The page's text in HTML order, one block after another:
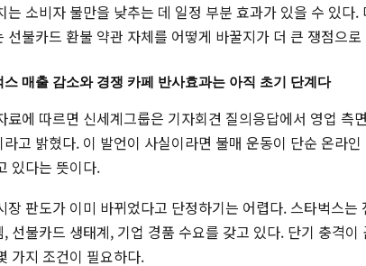
는 소비자 불만을 낮추는 데 일정 부분 효과가 있을 수 있다
선불카드 환불 약관 자체를 어떻게 바꿀지가 더 큰 쟁점으로
스 매출 감소와 경쟁 카페 반사효과는 아직 초기 단계다
료에 따르면 신세계그룹은 기자회견 질의응답에서 영업 측
라고 밝혔다. 이 발언이 사실이라면 불매 운동이 단순 온라
있다는 뜻이다.
장 판도가 이미 바뀌었다고 단정하기는 어렵다. 스타벅스
, 선불카드 생태계, 기업 경품 수요를 갖고 있다. 단기 충격
가지 조건이 필요하다.